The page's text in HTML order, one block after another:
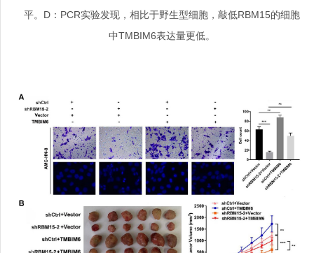
平。D：PCR实验发现，相比于野生型细胞，敲低RBM15的细胞
中TMBIM6表达量更低。